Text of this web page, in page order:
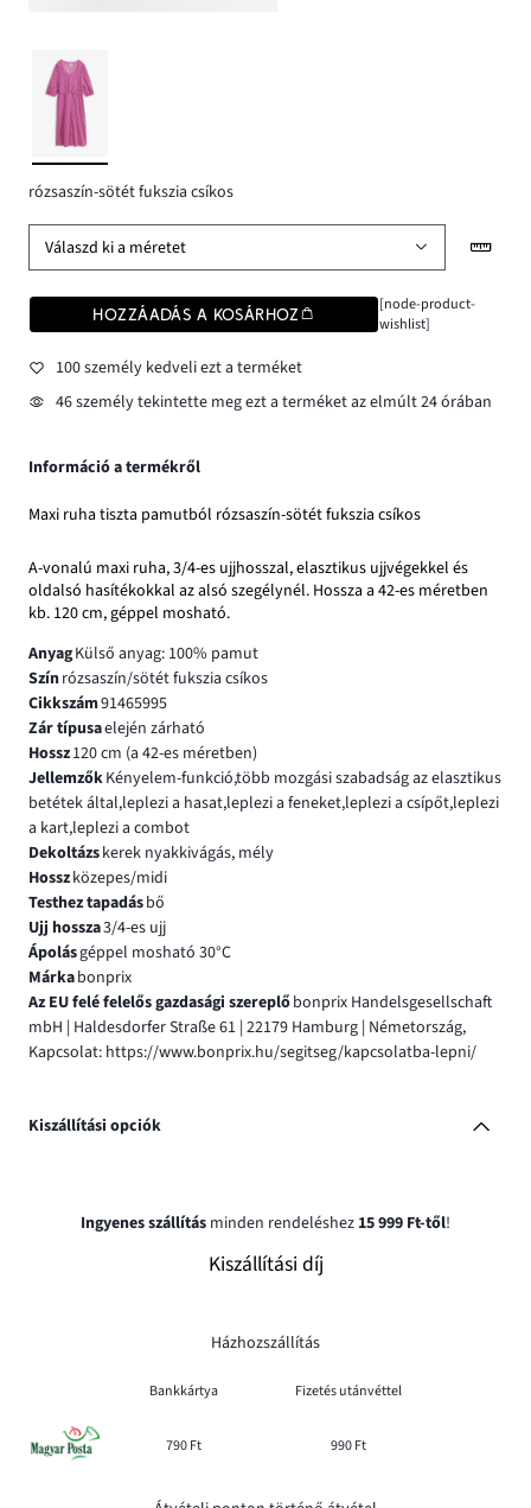
rózsaszín-sötét fukszia csíkos
Válaszd ki a méretet
HOZZÁADÁS A KOSÁRHOZ
[node-product-
wishlist]
100 személy kedveli ezt a terméket
46 személy tekintette meg ezt a terméket az elmúlt 24 órában
Információ a termékről
Maxi ruha tiszta pamutból rózsaszín-sötét fukszia csíkos
A-vonalú maxi ruha, 3/4-es ujjhosszal, elasztikus ujjvégekkel és
oldalsó hasítékokkal az alsó szegélynél. Hossza a 42-es méretben
kb. 120 cm, géppel mosható.
AnyagKülső anyag: 100% pamut
Színrózsaszín/sötét fukszia csíkos
Cikkszám91465995
Zár típusaelején zárható
Hossz120 cm (a 42-es méretben)
JellemzőkKényelem-funkció,több mozgási szabadság az elasztikus
betétek által,leplezi a hasat,leplezi a feneket,leplezi a csípőt,leplezi
a kart,leplezi a combot
Dekoltázskerek nyakkivágás, mély
Hosszközepes/midi
Testhez tapadásbő
Ujj hossza3/4-es ujj
Ápolásgéppel mosható 30°C
Márkabonprix
Az EU felé felelős gazdasági szereplőbonprix Handelsgesellschaft
mbH | Haldesdorfer Straße 61 | 22179 Hamburg | Németország,
Kapcsolat: https://www.bonprix.hu/segitseg/kapcsolatba-lepni/
Kiszállítási opciók
Ingyenes szállítás minden rendeléshez 15 999 Ft-től!
Kiszállítási díj
Házhozszállítás
Bankkártya Fizetés utánvéttel
790 Ft 990 Ft